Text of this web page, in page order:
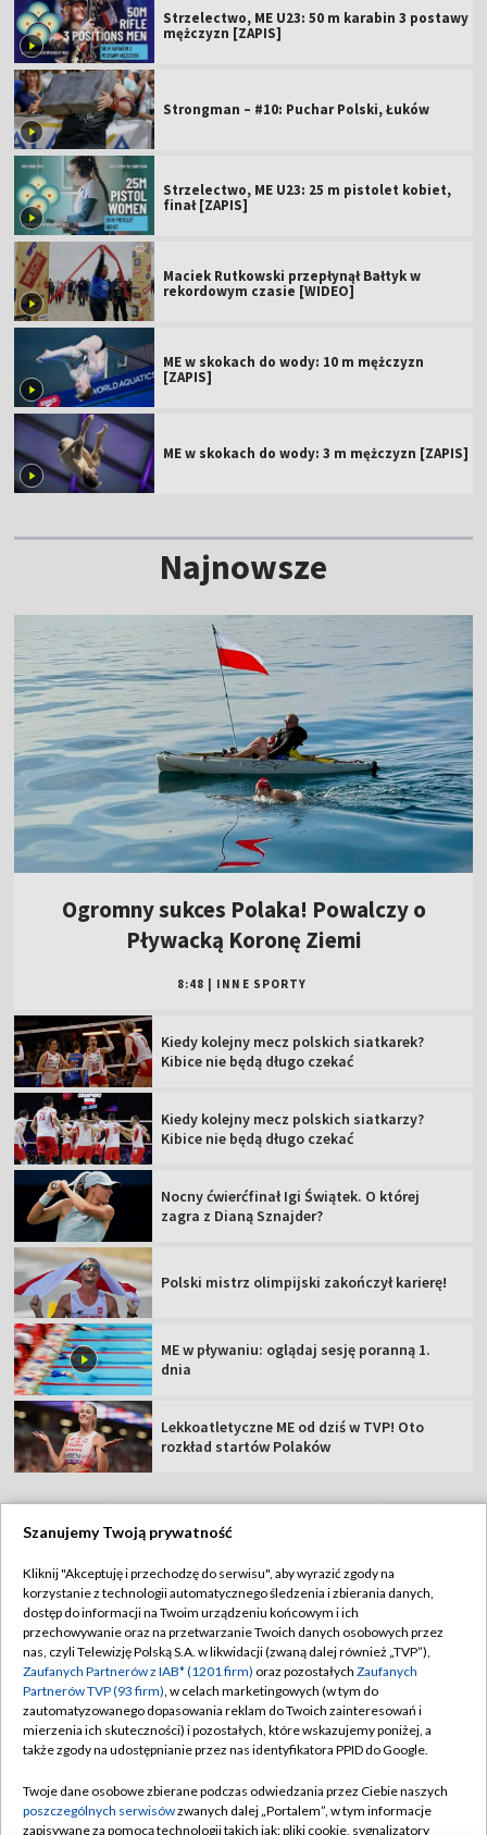
Strzelectwo, ME U23: 50 m karabin 3 postawy
mężczyzn [ZAPIS]
Strongman – #10: Puchar Polski, Łuków
Strzelectwo, ME U23: 25 m pistolet kobiet,
finał [ZAPIS]
Maciek Rutkowski przepłynął Bałtyk w
rekordowym czasie [WIDEO]
ME w skokach do wody: 10 m mężczyzn
[ZAPIS]
ME w skokach do wody: 3 m mężczyzn [ZAPIS]
Najnowsze
Ogromny sukces Polaka! Powalczy o
Pływacką Koronę Ziemi
8:48 INNE SPORTY
Kiedy kolejny mecz polskich siatkarek?
Kibice nie będą długo czekać
Kiedy kolejny mecz polskich siatkarzy?
Kibice nie będą długo czekać
Nocny ćwierćfinał Igi Świątek. O której
zagra z Dianą Sznajder?
Polski mistrz olimpijski zakończył karierę!
ME w pływaniu: oglądaj sesję poranną 1.
dnia
Lekkoatletyczne ME od dziś w TVP! Oto
rozkład startów Polaków
Abonament TVP
Sklep TVP
Biuro Reklamy
Oferta Handlowa
Telegazeta ogłoszenia
Rada Programowa
Regulamin TVP
Polityka prywatności
Moje zgody
Biuro reklamy
Kontakt
Kanały
Szanujemy Twoją prywatność
Kliknij "Akceptuję i przechodzę do serwisu", aby wyrazić zgody na
korzystanie z technologii automatycznego śledzenia i zbierania danych,
dostęp do informacji na Twoim urządzeniu końcowym i ich
przechowywanie oraz na przetwarzanie Twoich danych osobowych przez
nas, czyli Telewizję Polską S.A. w likwidacji (zwaną dalej również „TVP”),
Zaufanych Partnerów z IAB* (1201 firm) oraz pozostałych Zaufanych
Partnerów TVP (93 firm), w celach marketingowych (w tym do
zautomatyzowanego dopasowania reklam do Twoich zainteresowań i
mierzenia ich skuteczności) i pozostałych, które wskazujemy poniżej, a
także zgody na udostępnianie przez nas identyfikatora PPID do Google.
Twoje dane osobowe zbierane podczas odwiedzania przez Ciebie naszych
poszczególnych serwisówzwanych dalej „Portalem”, w tym informacje
zapisywane za pomocą technologii takich jak: pliki cookie, sygnalizatory